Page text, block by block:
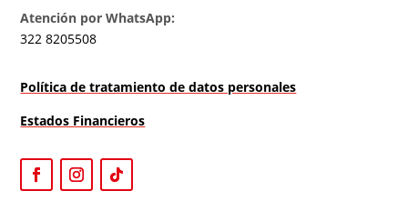
Atención por WhatsApp:
322 8205508
Política de tratamiento de datos personales
Estados Financieros